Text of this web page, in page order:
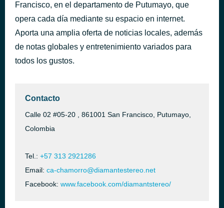
Francisco, en el departamento de Putumayo, que
opera cada día mediante su espacio en internet.
Aporta una amplia oferta de noticias locales, además
de notas globales y entretenimiento variados para
todos los gustos.
Contacto
Calle 02 #05-20 , 861001 San Francisco, Putumayo,
Colombia
Tel.: +57 313 2921286
Email: ca-chamorro@diamantestereo.net
Facebook: www.facebook.com/diamantstereo/